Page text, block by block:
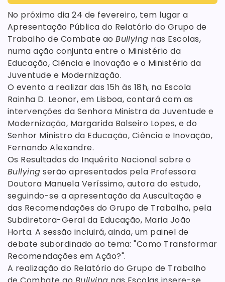
No próximo dia 24 de fevereiro, tem lugar a
Apresentação Pública do Relatório do Grupo de
Trabalho de Combate aoBullying nas Escolas,
numa ação conjunta entre o Ministério da
Educação, Ciência e Inovação e o Ministério da
Juventude e Modernização.
O evento a realizar das 15h às 18h, na Escola
Rainha D. Leonor, em Lisboa, contará com as
intervenções da Senhora Ministra da Juventude e
Modernização, Margarida Balseiro Lopes, e do
Senhor Ministro da Educação, Ciência e Inovação,
Fernando Alexandre.
Os Resultados do Inquérito Nacional sobre o
Bullying serão apresentados pela Professora
Doutora Manuela Veríssimo, autora do estudo,
seguindo-se a apresentação da Auscultação e
das Recomendações do Grupo de Trabalho, pela
Subdiretora-Geral da Educação, Maria João
Horta. A sessão incluirá, ainda, um painel de
debate subordinado ao tema: "Como Transformar
Recomendações em Ação?".
A realização do Relatório do Grupo de Trabalho